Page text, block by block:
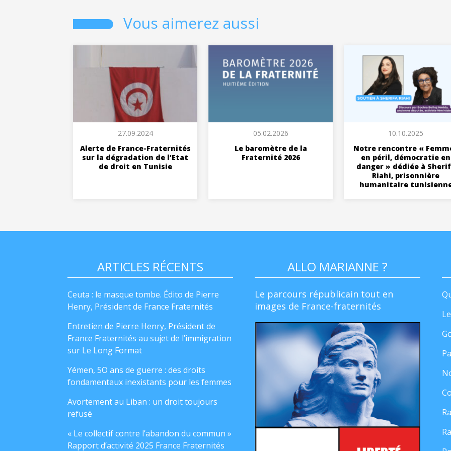
Vous aimerez aussi
27.09.2024
Alerte de France-Fraternités
sur la dégradation de l’Etat
de droit en Tunisie
05.02.2026
Le baromètre de la
Fraternité 2026
10.10.2025
Notre rencontre «
en péril, démocratie en
danger » dédiée à
Riahi, prisonnière
humanitaire
ARTICLES RÉCENTS
Ceuta : le masque tombe. Édito de Pierre
Henry, Président de France Fraternités
Entretien de Pierre Henry, Président de
France Fraternités au sujet de l’immigration
sur Le Long Format
Yémen, 5O ans de guerre : des droits
fondamentaux inexistants pour les femmes
Avortement au Liban : un droit toujours
refusé
« Le collectif contre l’abandon du commun »
Rapport d’activité 2025 France Fraternités
ALLO MARIANNE ?
Le parcours républicain tout en
images de France-fraternités